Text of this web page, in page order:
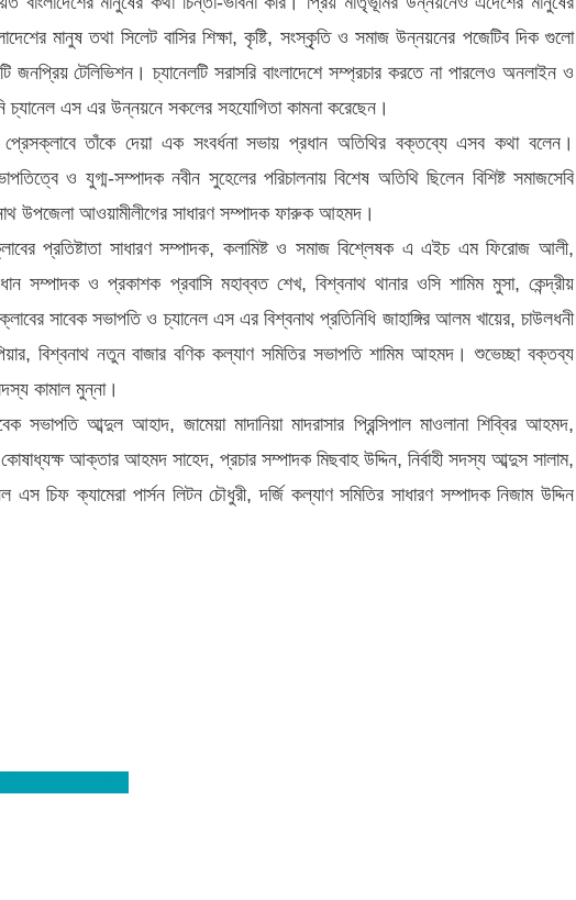
মানুষ তথা সিলেট বাসির শিক্ষা, কৃষ্টি, সংস্কৃৃতি ও সমাজ উন্নয়নের পজেটিব দিক গুলো
টেলিভিশন। চ্যানেলটি সরাসরি বাংলাদেশে সম্প্রচার করতে না পারলেও অনলাইন ও
চ্যানেল এস এর উন্নয়নে সকলের সহযোগিতা কামনা করেছেন।
প্রেসক্লাবে তাঁকে দেয়া এক সংবর্ধনা সভায় প্রধান অতিথির বক্তব্যে এসব কথা বলেন।
ও যুগ্ম-সম্পাদক নবীন সুহেলের পরিচালনায় বিশেষ অতিথি ছিলেন বিশিষ্ট সমাজসেবি
উপজেলা আওয়ামীলীগের সাধারণ সম্পাদক ফারুক আহমদ।
প্রতিষ্টাতা সাধারণ সম্পাদক, কলামিষ্ট ও সমাজ বিশ্লেষক এ এইচ এম ফিরোজ আলী,
সম্পাদক ও প্রকাশক প্রবাসি মহাব্বত শেখ, বিশ্বনাথ থানার ওসি শামিম মুসা, কেন্দ্রীয়
সাবেক সভাপতি ও চ্যানেল এস এর বিশ্বনাথ প্রতিনিধি জাহাঙ্গির আলম খায়ের, চাউলধনী
বিশ্বনাথ নতুন বাজার বণিক কল্যাণ সমিতির সভাপতি শামিম আহমদ। শুভেচ্ছা বক্তব্য
কামাল মুন্না।
আব্দুল আহাদ, জামেয়া মাদানিয়া মাদরাসার প্রিন্সিপাল মাওলানা শিব্বির আহমদ,
আক্তার আহমদ সাহেদ, প্রচার সম্পাদক মিছবাহ উদ্দিন, নির্বাহী সদস্য আব্দুস সালাম,
চিফ ক্যামেরা পার্সন লিটন চৌধুরী, দর্জি কল্যাণ সমিতির সাধারণ সম্পাদক নিজাম উদ্দিন